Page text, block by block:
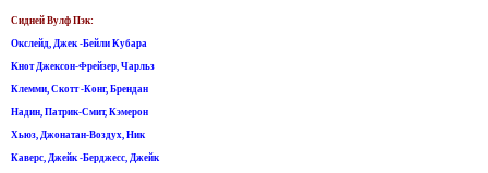
Сидней Вулф Пэк:
Окслейд, Джек -Бейли Кубара
Kнот Джексон-Фрейзер, Чарльз
Клемми, Скотт -Конг, Брендан
Надин, Патрик-Смит, Кэмерон
Хьюз, Джонатан-Воздух, Ник
Каверс, Джейк -Берджесс, Джейк